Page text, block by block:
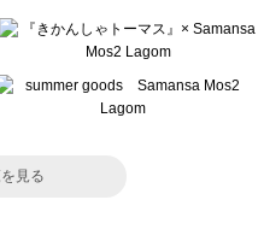
見る